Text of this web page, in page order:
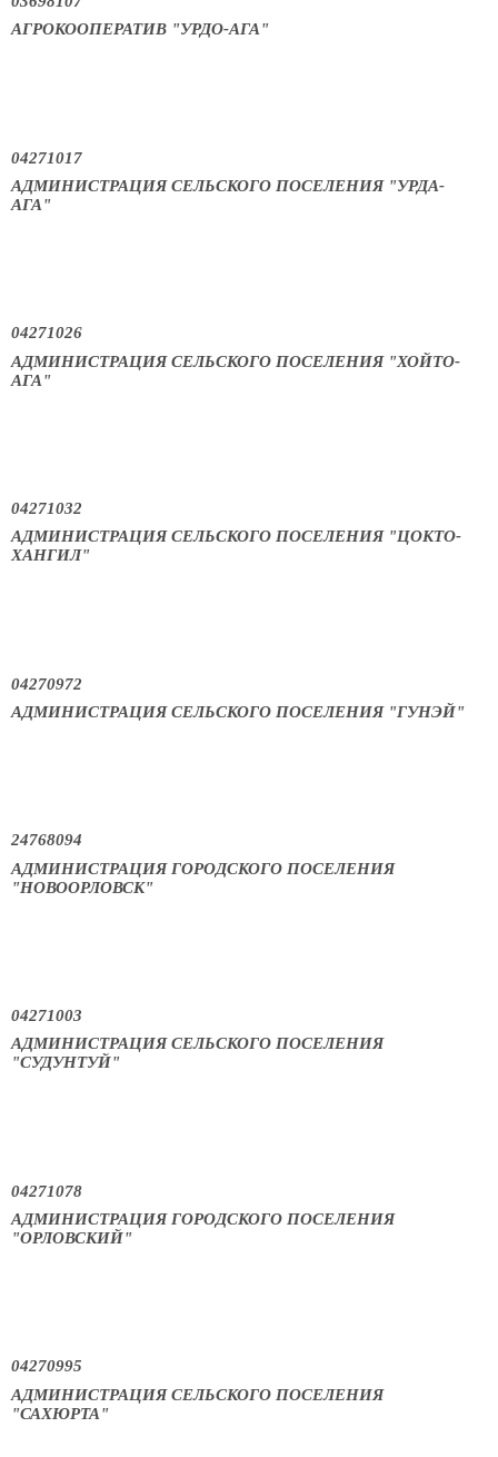
АГРОКООПЕРАТИВ "УРДО-АГА"
04271017
АДМИНИСТРАЦИЯ СЕЛЬСКОГО ПОСЕЛЕНИЯ "УРДА-
АГА"
04271026
АДМИНИСТРАЦИЯ СЕЛЬСКОГО ПОСЕЛЕНИЯ "ХОЙТО-
АГА"
04271032
АДМИНИСТРАЦИЯ СЕЛЬСКОГО ПОСЕЛЕНИЯ "ЦОКТО-
ХАНГИЛ"
04270972
АДМИНИСТРАЦИЯ СЕЛЬСКОГО ПОСЕЛЕНИЯ "ГУНЭЙ"
24768094
АДМИНИСТРАЦИЯ ГОРОДСКОГО ПОСЕЛЕНИЯ
"НОВООРЛОВСК"
04271003
АДМИНИСТРАЦИЯ СЕЛЬСКОГО ПОСЕЛЕНИЯ
"СУДУНТУЙ"
04271078
АДМИНИСТРАЦИЯ ГОРОДСКОГО ПОСЕЛЕНИЯ
"ОРЛОВСКИЙ"
04270995
АДМИНИСТРАЦИЯ СЕЛЬСКОГО ПОСЕЛЕНИЯ
"САХЮРТА"